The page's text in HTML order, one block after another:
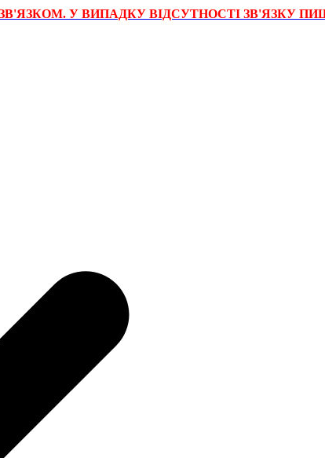
У ВИПАДКУ ВІДСУТНОСТІ ЗВ'ЯЗКУ